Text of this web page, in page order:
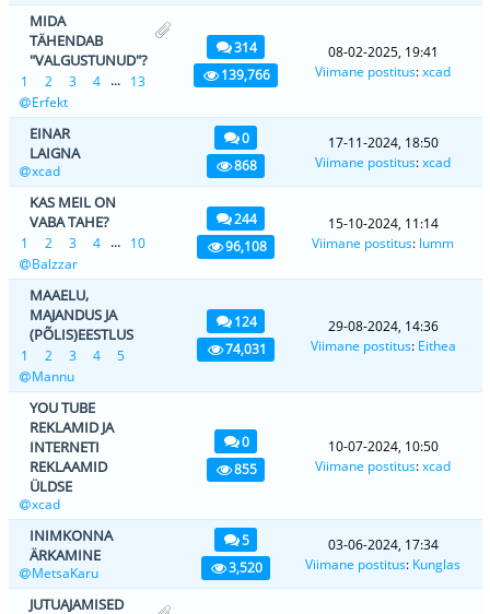
MIDA
TÄHENDAB
"VALGUSTUNUD"?
1 2 3 4 ... 13
Erfekt
314
139,766
08-02-2025, 19:41
Viimane postitus:xcad
EINAR
LAIGNA
xcad
0
868
17-11-2024, 18:50
Viimane postitus:xcad
KAS MEIL ON
VABA TAHE?
1 2 3 4 ... 10
Balzzar
244
96,108
15-10-2024, 11:14
Viimane postitus: lumm
MAAELU,
MAJANDUS JA
(PÕLIS)EESTLUS
1 2 3 4
5
Mannu
124
74,031
29-08-2024, 14:36
Viimane postitus: Eithea
YOU TUBE
REKLAMID JA
INTERNETI
REKLAAMID
ÜLDSE
xcad
0
855
10-07-2024, 10:50
Viimane postitus:xcad
INIMKONNA
ÄRKAMINE
MetsaKaru
5
3,520
03-06-2024, 17:34
Viimane postitus: Kunglas
JUTUAJAMISED